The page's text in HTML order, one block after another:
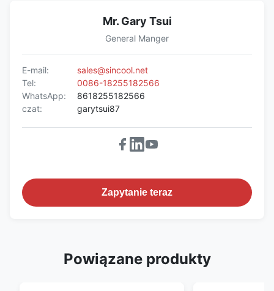
Mr. Gary Tsui
General Manger
E-mail:
sales@sincool.net
Tel:
0086-18255182566
WhatsApp:
8618255182566
czat:
garytsui87
Zapytanie teraz
Powiązane produkty